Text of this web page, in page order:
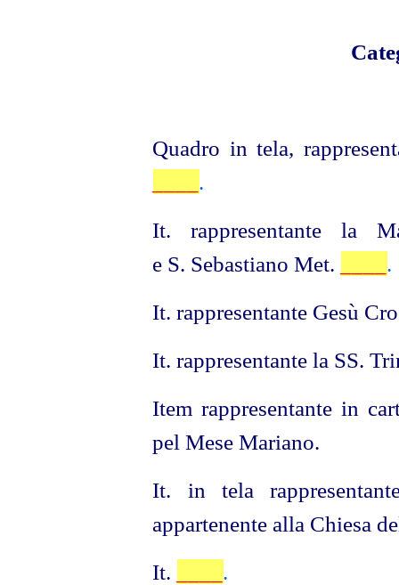
Quadro in tela,
.
It. rappresentante la
e S. Sebastiano Met.
.
It. rappresentante Gesù
It. rappresentante la SS.
Item rappresentante in
pel Mese Mariano.
It. in tela
appartenente alla Chiesa
It.
.